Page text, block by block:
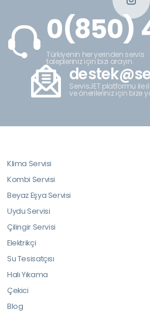
0(850)
Türkiyenin her yerinden servis
talepleriniz için bizi arayın.
ServisJET platformu ile
ve önerileriniz için bize
Klima Servisi
Kombi Servisi
Beyaz Eşya Servisi
Uydu Servisi
Çilingir Servisi
Elektrikçi
Su Tesisatçısı
Halı Yıkama
Çekici
Blog